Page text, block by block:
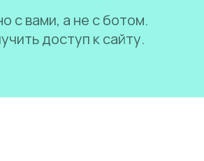
с вами, а не с ботом.
доступ к сайту.